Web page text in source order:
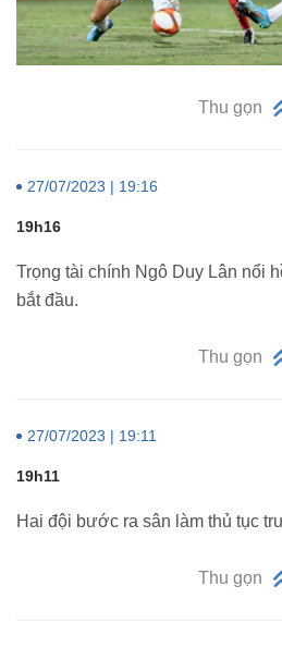
Thu gọn
27/07/2023 | 19:16
19h16
Trọng tài chính Ngô Duy Lân nổi
bắt đầu.
Thu gọn
27/07/2023 | 19:11
19h11
Hai đội bước ra sân làm thủ tục
Thu gọn